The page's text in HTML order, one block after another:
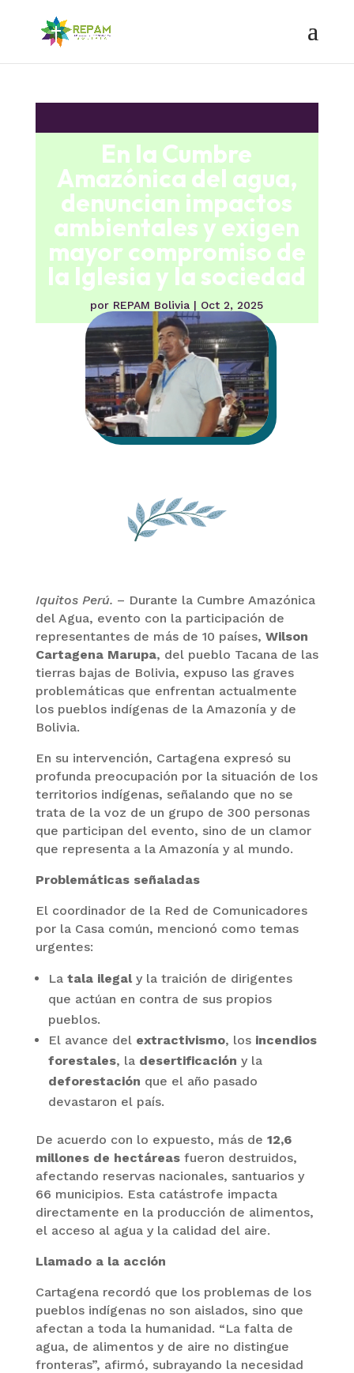
En la Cumbre
Amazónica del agua,
denuncian impactos
ambientales y exigen
mayor compromiso de
la Iglesia y la sociedad
por REPAM Bolivia | Oct 2, 2025
Iquitos Perú. – Durante la Cumbre Amazónica
del Agua, evento con la participación de
representantes de más de 10 países, Wilson
Cartagena Marupa, del pueblo Tacana de las
tierras bajas de Bolivia, expuso las graves
problemáticas que enfrentan actualmente
los pueblos indígenas de la Amazonía y de
Bolivia.
En su intervención, Cartagena expresó su
profunda preocupación por la situación de los
territorios indígenas, señalando que no se
trata de la voz de un grupo de 300 personas
que participan del evento, sino de un clamor
que representa a la Amazonía y al mundo.
Problemáticas señaladas
El coordinador de la Red de Comunicadores
por la Casa común, mencionó como temas
urgentes:
La tala ilegaly la traición de dirigentes
que actúan en contra de sus propios
pueblos.
El avance del extractivismo, los incendios
forestales, la desertificación y la
deforestación que el año pasado
devastaron el país.
De acuerdo con lo expuesto, más de 12,6
millones de hectáreas fueron destruidos,
afectando reservas nacionales, santuarios y
66 municipios. Esta catástrofe impacta
directamente en la producción de alimentos,
el acceso al agua y la calidad del aire.
Llamado a la acción
Cartagena recordó que los problemas de los
pueblos indígenas no son aislados, sino que
afectan a toda la humanidad. “La falta de
agua, de alimentos y de aire no distingue
fronteras”, afirmó, subrayando la necesidad